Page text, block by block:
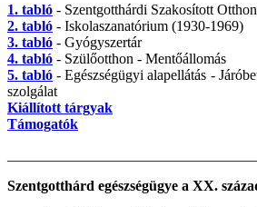
1. tabló - Szentgotthárdi Szakosított
2. tabló - Iskolaszanatórium (1930-1969)
3. tabló - Gyógyszertár
4. tabló - Szülőotthon - Mentőállomás
5. tabló - Egészségügyi alapellátás -
szolgálat
Kiállított tárgyak
Támogatók
Szentgotthárd egészségügye a XX.